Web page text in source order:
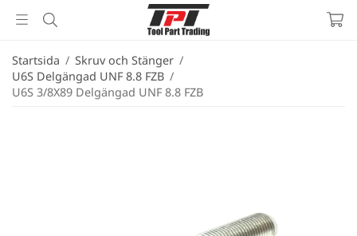
Startsida / Skruv och Stänger /
U6S Delgängad UNF 8.8 FZB /
U6S 3/8X89 Delgängad UNF 8.8 FZB